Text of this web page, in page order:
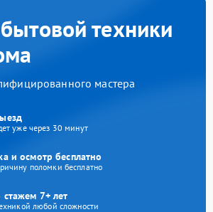
техники
мастера
уже через 30 минут
и осмотр бесплатно
поломки бесплатно
стажем 7+ лет
любой сложности